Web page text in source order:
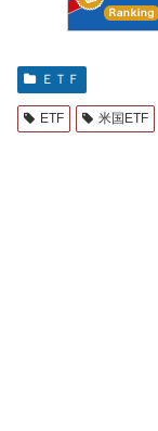
ＥＴＦ
ETF 米国ETF